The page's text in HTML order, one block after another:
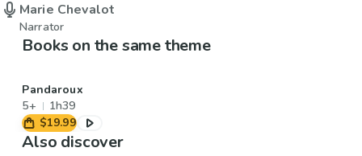
Marie Chevalot
Narrator
Books on the same theme
Pandaroux
5+
1h39
$19.99
Also discover